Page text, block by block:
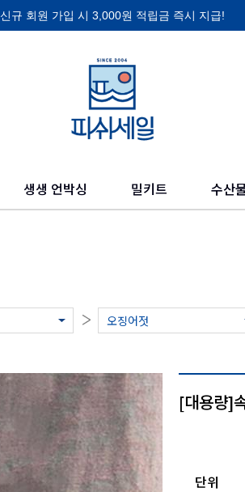
신규 회원 가입 시 3,000원 적립금 즉시 지급!
생생 언박싱 밀키트 수산
제품 찾기
오징어젓
[대용량]
단위